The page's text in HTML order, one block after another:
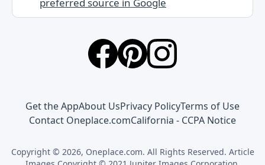
preferred source in Google
Get the AppAbout UsPrivacy PolicyTerms of Use
Contact Oneplace.comCalifornia - CCPA Notice
Copyright © 2026, Oneplace.com. All Rights Reserved. Article